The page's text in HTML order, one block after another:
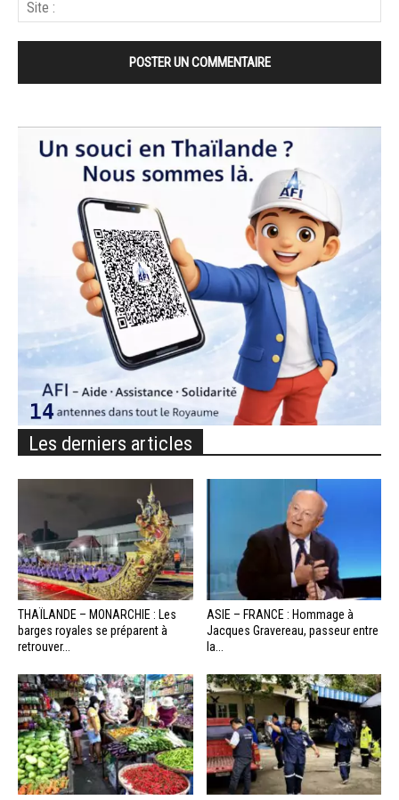
Les derniers articles
THAÏLANDE – MONARCHIE : Les
barges royales se préparent à
retrouver...
ASIE – FRANCE : Hommage à
Jacques Gravereau, passeur entre
la...